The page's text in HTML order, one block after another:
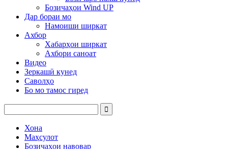
Бозичаҳои Wind UP
Дар бораи мо
Намоиши ширкат
Ахбор
Хабарҳои ширкат
Ахбори саноат
Видео
Зеркашӣ кунед
Саволҳо
Бо мо тамос гиред
Хона
Маҳсулот
Бозичаҳои навовар